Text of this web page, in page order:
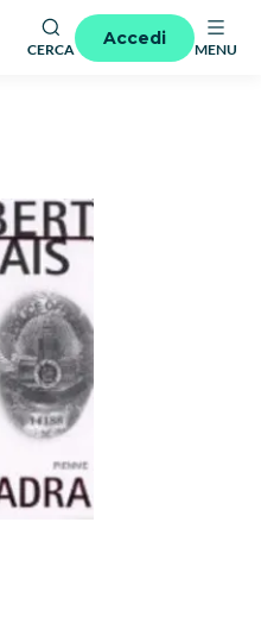
CERCA
Accedi
MENU